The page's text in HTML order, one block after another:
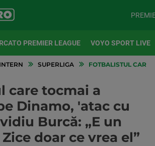
PREMIER LEAGUE VOYO SPORT LIVE
SUPERLIGA FOTBALISTUL CARE
care tocmai a
Dinamo, 'atac cu
Burcă: „E un
doar ce vrea el”